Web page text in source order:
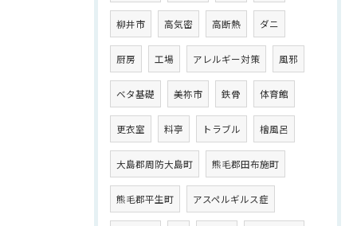
柳井市 高気密 高断熱 ダニ
厨房 工場 アレルギー対策 風邪
ベタ基礎 美祢市 鉄骨 体育館
更衣室 料亭 トラブル 檜風呂
大島郡周防大島町 熊毛郡田布施町
熊毛郡平生町 アスペルギルス症